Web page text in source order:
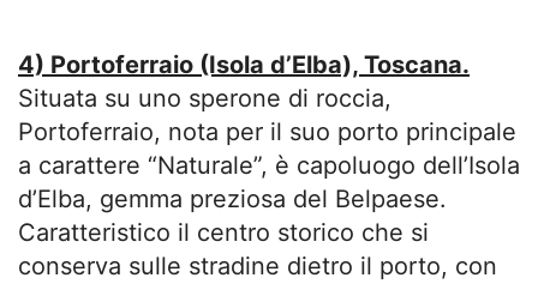
4) Portoferraio (Isola d’Elba), Toscana.
Situata su uno sperone di roccia,
Portoferraio, nota per il suo porto principale
a carattere “Naturale”, è capoluogo dell’Isola
d’Elba, gemma preziosa del Belpaese.
Caratteristico il centro storico che si
conserva sulle stradine dietro il porto, con